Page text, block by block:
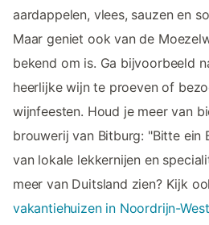
aardappelen, vlees, sauzen en
Maar geniet ook van de
bekend om is. Ga bijvoorbeeld
heerlijke wijn te proeven of
wijnfeesten. Houd je meer van
brouwerij van Bitburg: "Bitte ein
van lokale lekkernijen en
meer van Duitsland zien? Kijk
vakantiehuizen in Noordrijn-